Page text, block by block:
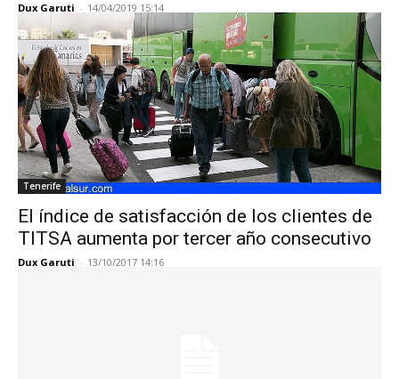
Dux Garuti - 14/04/2019 15:14
Tenerife
El índice de satisfacción de los clientes de
TITSA aumenta por tercer año consecutivo
Dux Garuti - 13/10/2017 14:16